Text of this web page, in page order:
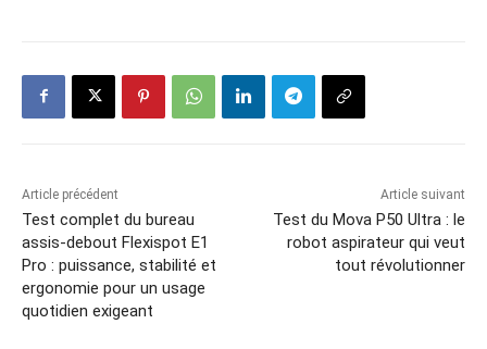
Article précédent
Test complet du bureau
assis-debout Flexispot E1
Pro : puissance, stabilité et
ergonomie pour un usage
quotidien exigeant
Article suivant
Test du Mova P50 Ultra : le
robot aspirateur qui veut
tout révolutionner